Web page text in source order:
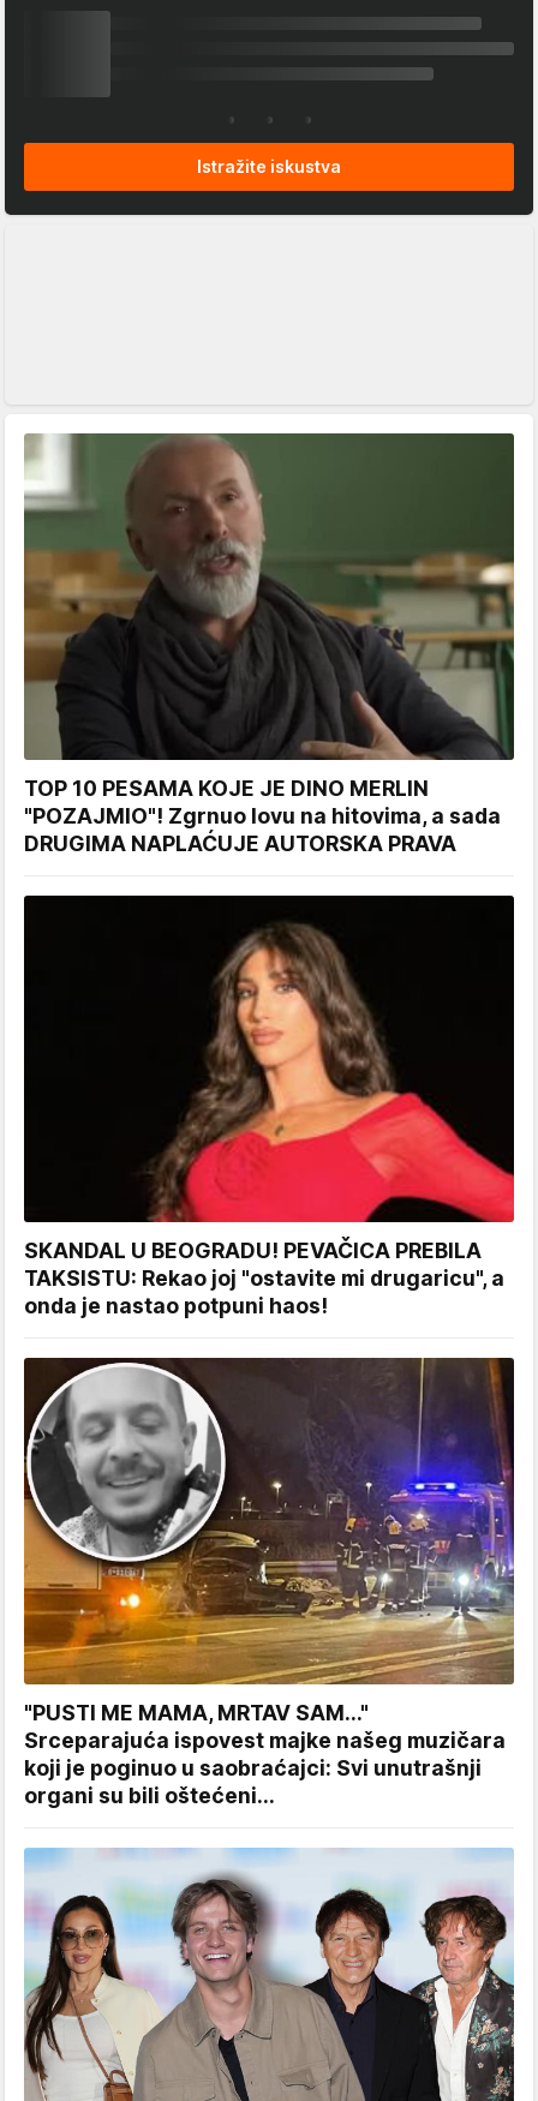
Istražite iskustva
TOP 10 PESAMA KOJE JE DINO MERLIN
"POZAJMIO"! Zgrnuo lovu na hitovima, a sada
DRUGIMA NAPLAĆUJE AUTORSKA PRAVA
SKANDAL U BEOGRADU! PEVAČICA PREBILA
TAKSISTU: Rekao joj "ostavite mi drugaricu", a
onda je nastao potpuni haos!
"PUSTI ME MAMA, MRTAV SAM..."
Srceparajuća ispovest majke našeg muzičara
koji je poginuo u saobraćajci: Svi unutrašnji
organi su bili oštećeni...